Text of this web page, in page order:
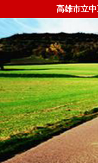
高雄市立